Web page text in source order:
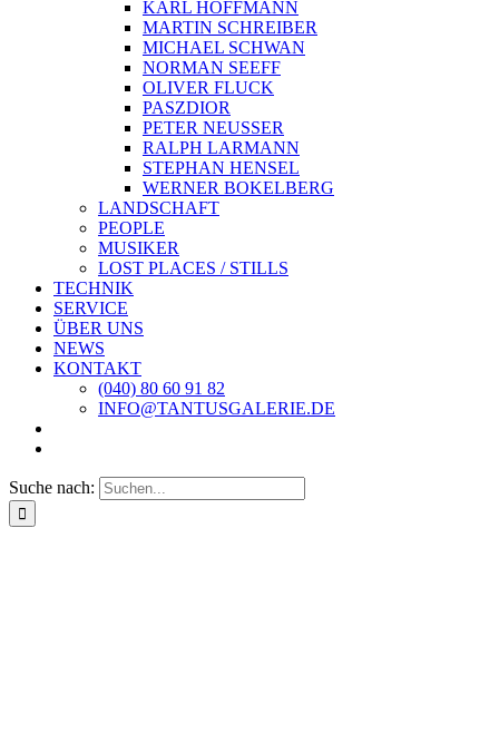
KARL HOFFMANN
MARTIN SCHREIBER
MICHAEL SCHWAN
NORMAN SEEFF
OLIVER FLUCK
PASZDIOR
PETER NEUSSER
RALPH LARMANN
STEPHAN HENSEL
WERNER BOKELBERG
LANDSCHAFT
PEOPLE
MUSIKER
LOST PLACES / STILLS
TECHNIK
SERVICE
ÜBER UNS
NEWS
KONTAKT
(040) 80 60 91 82
INFO@TANTUSGALERIE.DE
Suche nach: